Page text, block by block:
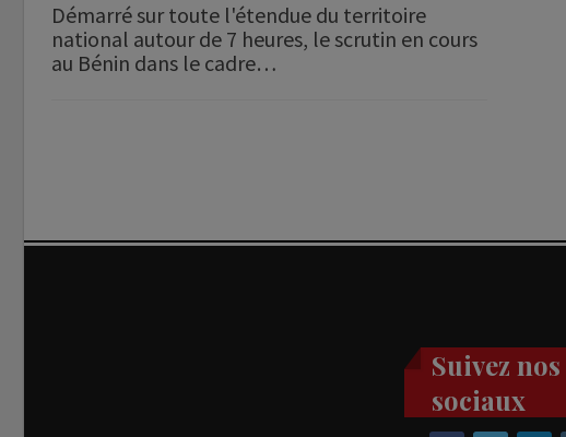
Démarré sur toute l'étendue du territoire
national autour de 7 heures, le scrutin en cours
au Bénin dans le cadre…
Suivez
sociaux